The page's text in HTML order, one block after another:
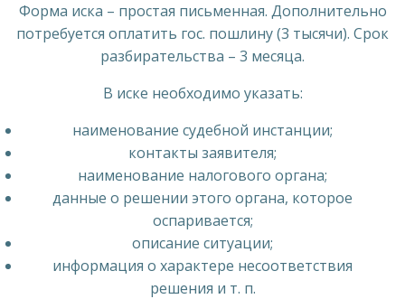
Форма иска – простая письменная. Дополнительно
потребуется оплатить гос. пошлину (3 тысячи). Срок
разбирательства – 3 месяца.
В иске необходимо указать:
наименование судебной инстанции;
контакты заявителя;
наименование налогового органа;
данные о решении этого органа, которое
оспаривается;
описание ситуации;
информация о характере несоответствия
решения и т. п.